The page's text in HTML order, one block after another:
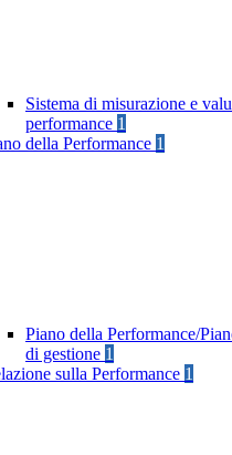
Sistema di misurazione e
performance 1
della Performance 1
Piano della Performance/
di gestione 1
sulla Performance 1